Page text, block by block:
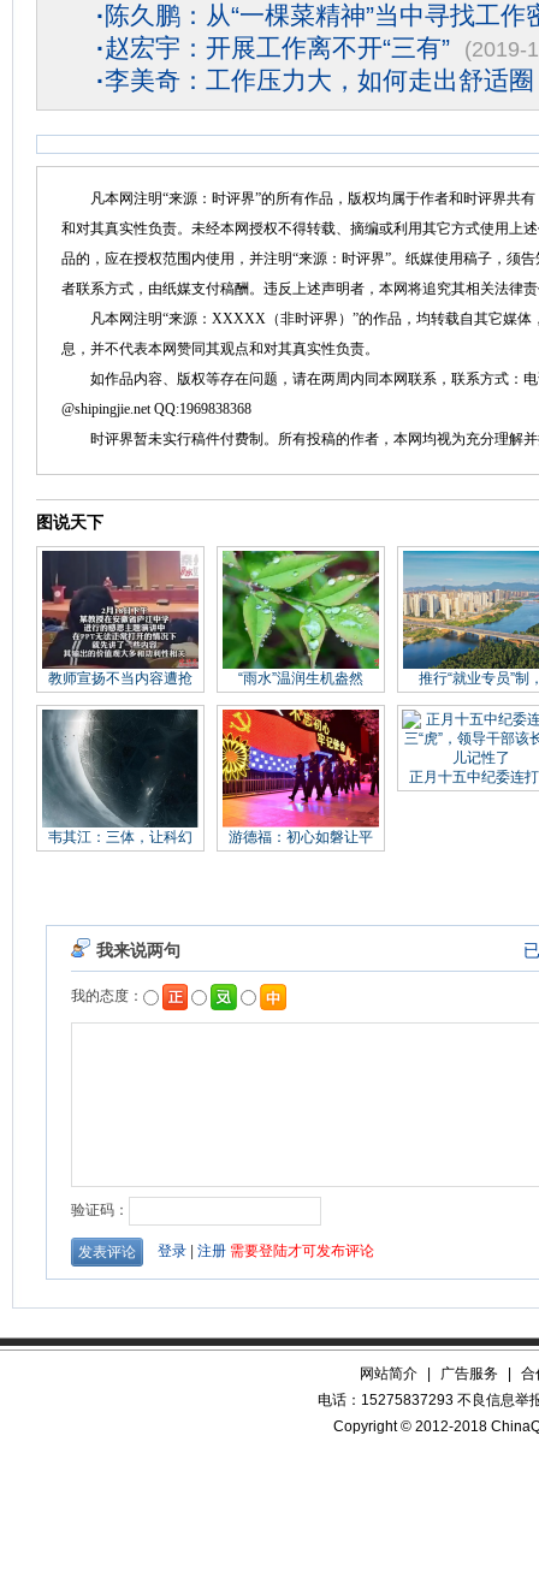
·陈久鹏：从“一棵菜精神”当中寻找工作
·赵宏宇：开展工作离不开“三有” (2019-
·李美奇：工作压力大，如何走出舒适圈
凡本网注明“来源：时评界”的所有作品，版权均属于作者和时评界共有
和对其真实性负责。未经本网授权不得转载、摘编或利用其它方式使用上
品的，应在授权范围内使用，并注明“来源：时评界”。纸媒使用稿子，须
者联系方式，由纸媒支付稿酬。违反上述声明者，本网将追究其相关法律
凡本网注明“来源：XXXXX（非时评界）”的作品，均转载自其它媒体
息，并不代表本网赞同其观点和对其真实性负责。
如作品内容、版权等存在问题，请在两周内同本网联系，联系方式：电
@shipingjie.net QQ:1969838368
时评界暂未实行稿件付费制。所有投稿的作者，本网均视为充分理解并
图说天下
教师宣扬不当内容遭抢 “雨水”温润生机盎然 推行“就业专员”制
韦其江：三体，让科幻 游德福：初心如磐让平
正月十五中纪委连
网站简介 广告服务
合
电话：15275837293 不良信息举
Copyright © 2012-2018